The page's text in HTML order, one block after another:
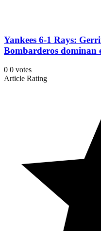
Yankees 6-1 Rays:
Bombarderos dominan
0 0 votes
Article Rating